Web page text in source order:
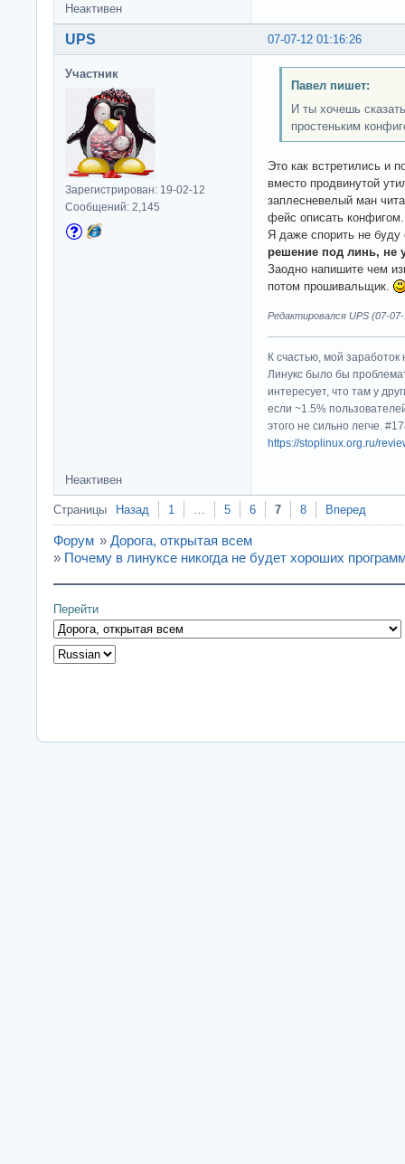
Неактивен
07-07-12 01:16:26
UPS
Участник
Зарегистрирован: 19-02-12
Сообщений: 2,145
Павел пишет:
И ты хочешь
простеньким
Это как встретились и
вместо продвинутой
заплесневелый ман
фейс описать конфигом.
Я даже спорить не буду
решение под линь, не
Заодно напишите чем
потом прошивальщик.
Редактировался UPS (07-
К счастью, мой
Линукс было бы
интересует, что там у
если ~1.5%
этого не сильно легче.
https://stoplinux.org.ru/
Неактивен
Страницы Назад 1 5 6 7 8 Вперед
Форум » Дорога, открытая всем
» Почему в линуксе никогда не будет хороших
Перейти